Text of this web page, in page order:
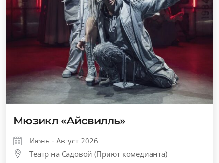
Мюзикл «Айсвилль»
Июнь - Август 2026
Театр на Садовой (Приют комедианта)